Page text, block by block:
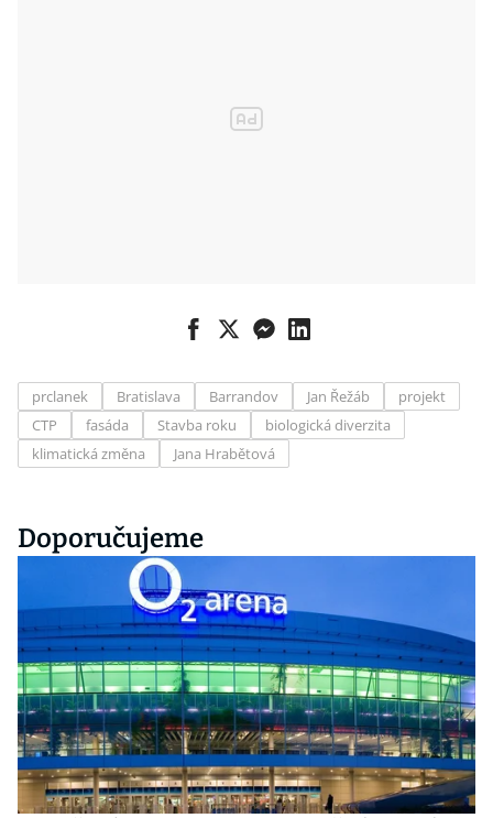
prclanek Bratislava Barrandov Jan Řežáb
projekt
CTP
fasáda Stavba roku
biologická diverzita
klimatická změna
Jana Hrabětová
Doporučujeme